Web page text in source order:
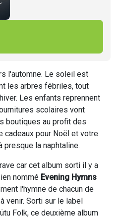
l'automne. Le soleil est
les arbres fébriles, tout
Les enfants reprennent
scolaires vont
boutiques au profit des
pour Noël et votre
la naphtaline.
car cet album sorti il y a
nommé Evening Hymns
l'hymne de chacun de
venir. Sorti sur le label
Folk, ce deuxième album